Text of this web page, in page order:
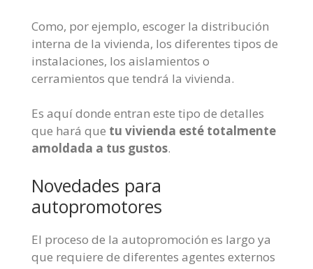
Como, por ejemplo, escoger la distribución
interna de la vivienda, los diferentes tipos de
instalaciones, los aislamientos o
cerramientos que tendrá la vivienda.
Es aquí donde entran este tipo de detalles
que hará que tu vivienda esté totalmente
amoldada a tus gustos.
Novedades para
autopromotores
El proceso de la autopromoción es largo ya
que requiere de diferentes agentes externos